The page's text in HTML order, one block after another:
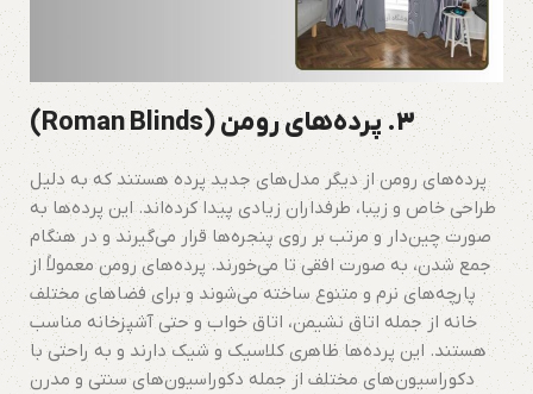
3. پرده‌های رومن (Roman Blinds)
پرده‌های رومن از دیگر مدل‌های جدید پرده هستند که به دلیل
طراحی خاص و زیبا، طرفداران زیادی پیدا کرده‌اند. این پرده‌ها به
صورت چین‌دار و مرتب بر روی پنجره‌ها قرار می‌گیرند و در هنگام
جمع شدن، به صورت افقی تا می‌خورند. پرده‌های رومن معمولاً از
پارچه‌های نرم و متنوع ساخته می‌شوند و برای فضاهای مختلف
خانه از جمله اتاق نشیمن، اتاق خواب و حتی آشپزخانه مناسب
هستند. این پرده‌ها ظاهری کلاسیک و شیک دارند و به راحتی با
دکوراسیون‌های مختلف از جمله دکوراسیون‌های سنتی و مدرن